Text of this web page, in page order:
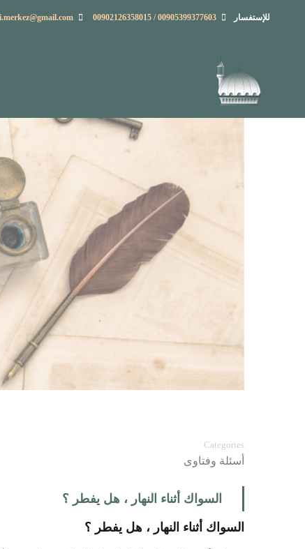
للإستفسار 00905399377603 /
00902126358015
Categories
أسئلة وفتاوى
السواك أثناء النهار ، هل يفطر ؟
السواك أثناء النهار ، هل يفطر ؟